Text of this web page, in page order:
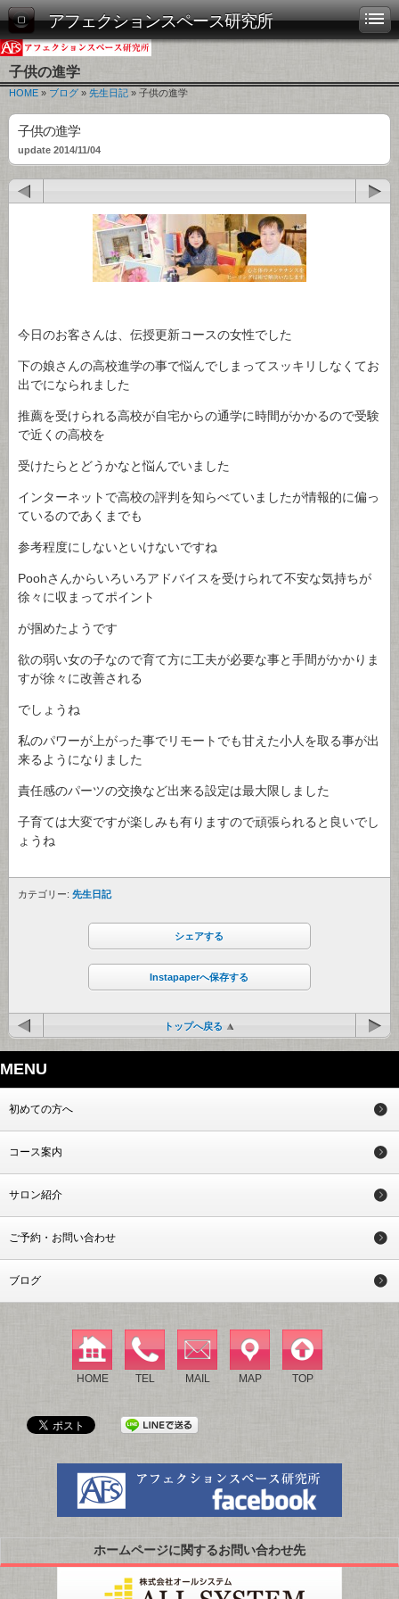
アフェクションスペース研究所
子供の進学
HOME » ブログ » 先生日記 » 子供の進学
子供の進学
update 2014/11/04
今日のお客さんは、伝授更新コースの女性でした
下の娘さんの高校進学の事で悩んでしまってスッキリしなくてお
出でになられました
推薦を受けられる高校が自宅からの通学に時間がかかるので受験
で近くの高校を
受けたらとどうかなと悩んでいました
インターネットで高校の評判を知らべていましたが情報的に偏っ
ているのであくまでも
参考程度にしないといけないですね
Poohさんからいろいろアドバイスを受けられて不安な気持ちが
徐々に収まってポイント
が掴めたようです
欲の弱い女の子なので育て方に工夫が必要な事と手間がかかりま
すが徐々に改善される
でしょうね
私のパワーが上がった事でリモートでも甘えた小人を取る事が出
来るようになりました
責任感のパーツの交換など出来る設定は最大限しました
子育ては大変ですが楽しみも有りますので頑張られると良いでし
ょうね
カテゴリー: 先生日記
シェアする
Instapaperへ保存する
トップへ戻る
MENU
初めての方へ
コース案内
サロン紹介
ご予約・お問い合わせ
ブログ
HOME TEL MAIL MAP TOP
ホームページに関するお問い合わせ先